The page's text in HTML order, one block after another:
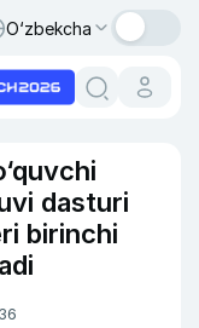
O‘zbekcha
dasturi
birinchi